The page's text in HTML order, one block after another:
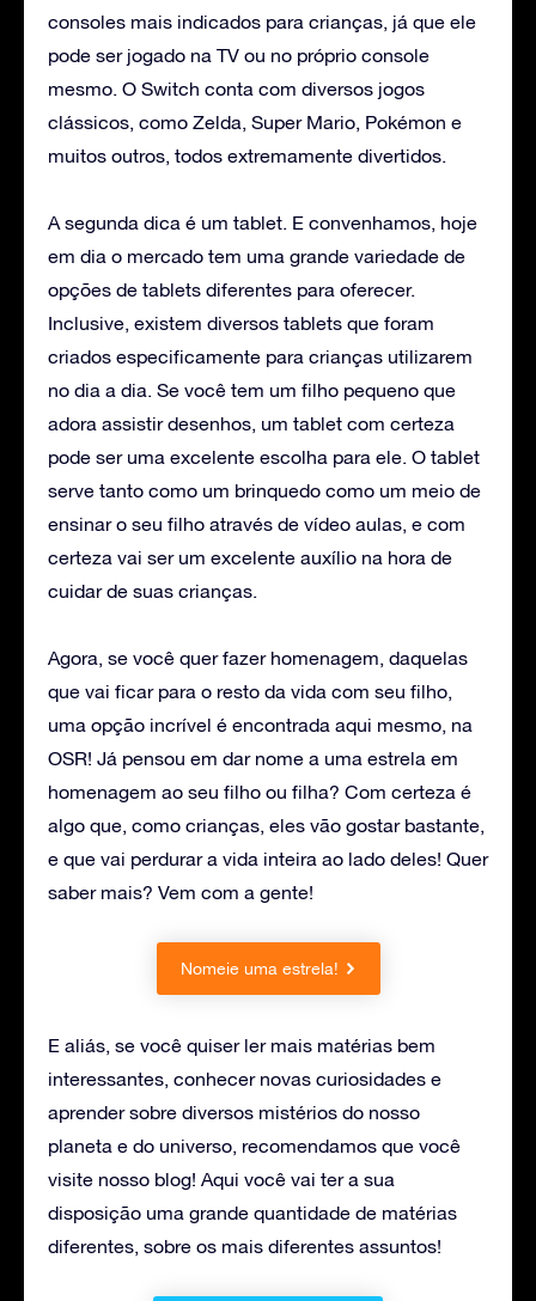
consoles mais indicados para crianças, já que ele
pode ser jogado na TV ou no próprio console
mesmo. O Switch conta com diversos jogos
clássicos, como Zelda, Super Mario, Pokémon e
muitos outros, todos extremamente divertidos.
A segunda dica é um tablet. E convenhamos, hoje
em dia o mercado tem uma grande variedade de
opções de tablets diferentes para oferecer.
Inclusive, existem diversos tablets que foram
criados especificamente para crianças utilizarem
no dia a dia. Se você tem um filho pequeno que
adora assistir desenhos, um tablet com certeza
pode ser uma excelente escolha para ele. O tablet
serve tanto como um brinquedo como um meio de
ensinar o seu filho através de vídeo aulas, e com
certeza vai ser um excelente auxílio na hora de
cuidar de suas crianças.
Agora, se você quer fazer homenagem, daquelas
que vai ficar para o resto da vida com seu filho,
uma opção incrível é encontrada aqui mesmo, na
OSR! Já pensou em dar nome a uma estrela em
homenagem ao seu filho ou filha? Com certeza é
algo que, como crianças, eles vão gostar bastante,
e que vai perdurar a vida inteira ao lado deles! Quer
saber mais? Vem com a gente!
Nomeie uma estrela!
E aliás, se você quiser ler mais matérias bem
interessantes, conhecer novas curiosidades e
aprender sobre diversos mistérios do nosso
planeta e do universo, recomendamos que você
visite nosso blog! Aqui você vai ter a sua
disposição uma grande quantidade de matérias
diferentes, sobre os mais diferentes assuntos!